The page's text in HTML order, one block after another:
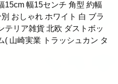
15cm 幅15センチ 角型 約幅
おしゃれ ホワイト 白 ブラ
テリア雑貨 北欧 ダストボッ
( 山崎実業 トラッシュカン タ